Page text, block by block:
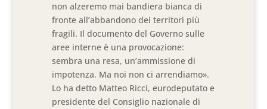
non alzeremo mai bandiera bianca di
fronte all’abbandono dei territori più
fragili. Il documento del Governo sulle
aree interne è una provocazione:
sembra una resa, un’ammissione di
impotenza. Ma noi non ci arrendiamo».
Lo ha detto Matteo Ricci, eurodeputato e
presidente del Consiglio nazionale di